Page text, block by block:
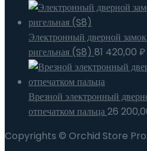
Электронный дверной
ригельная (S8) 81 420,00 ₽
Врезной электронный
отпечатком пальца26
Copyrights © Orchid Store